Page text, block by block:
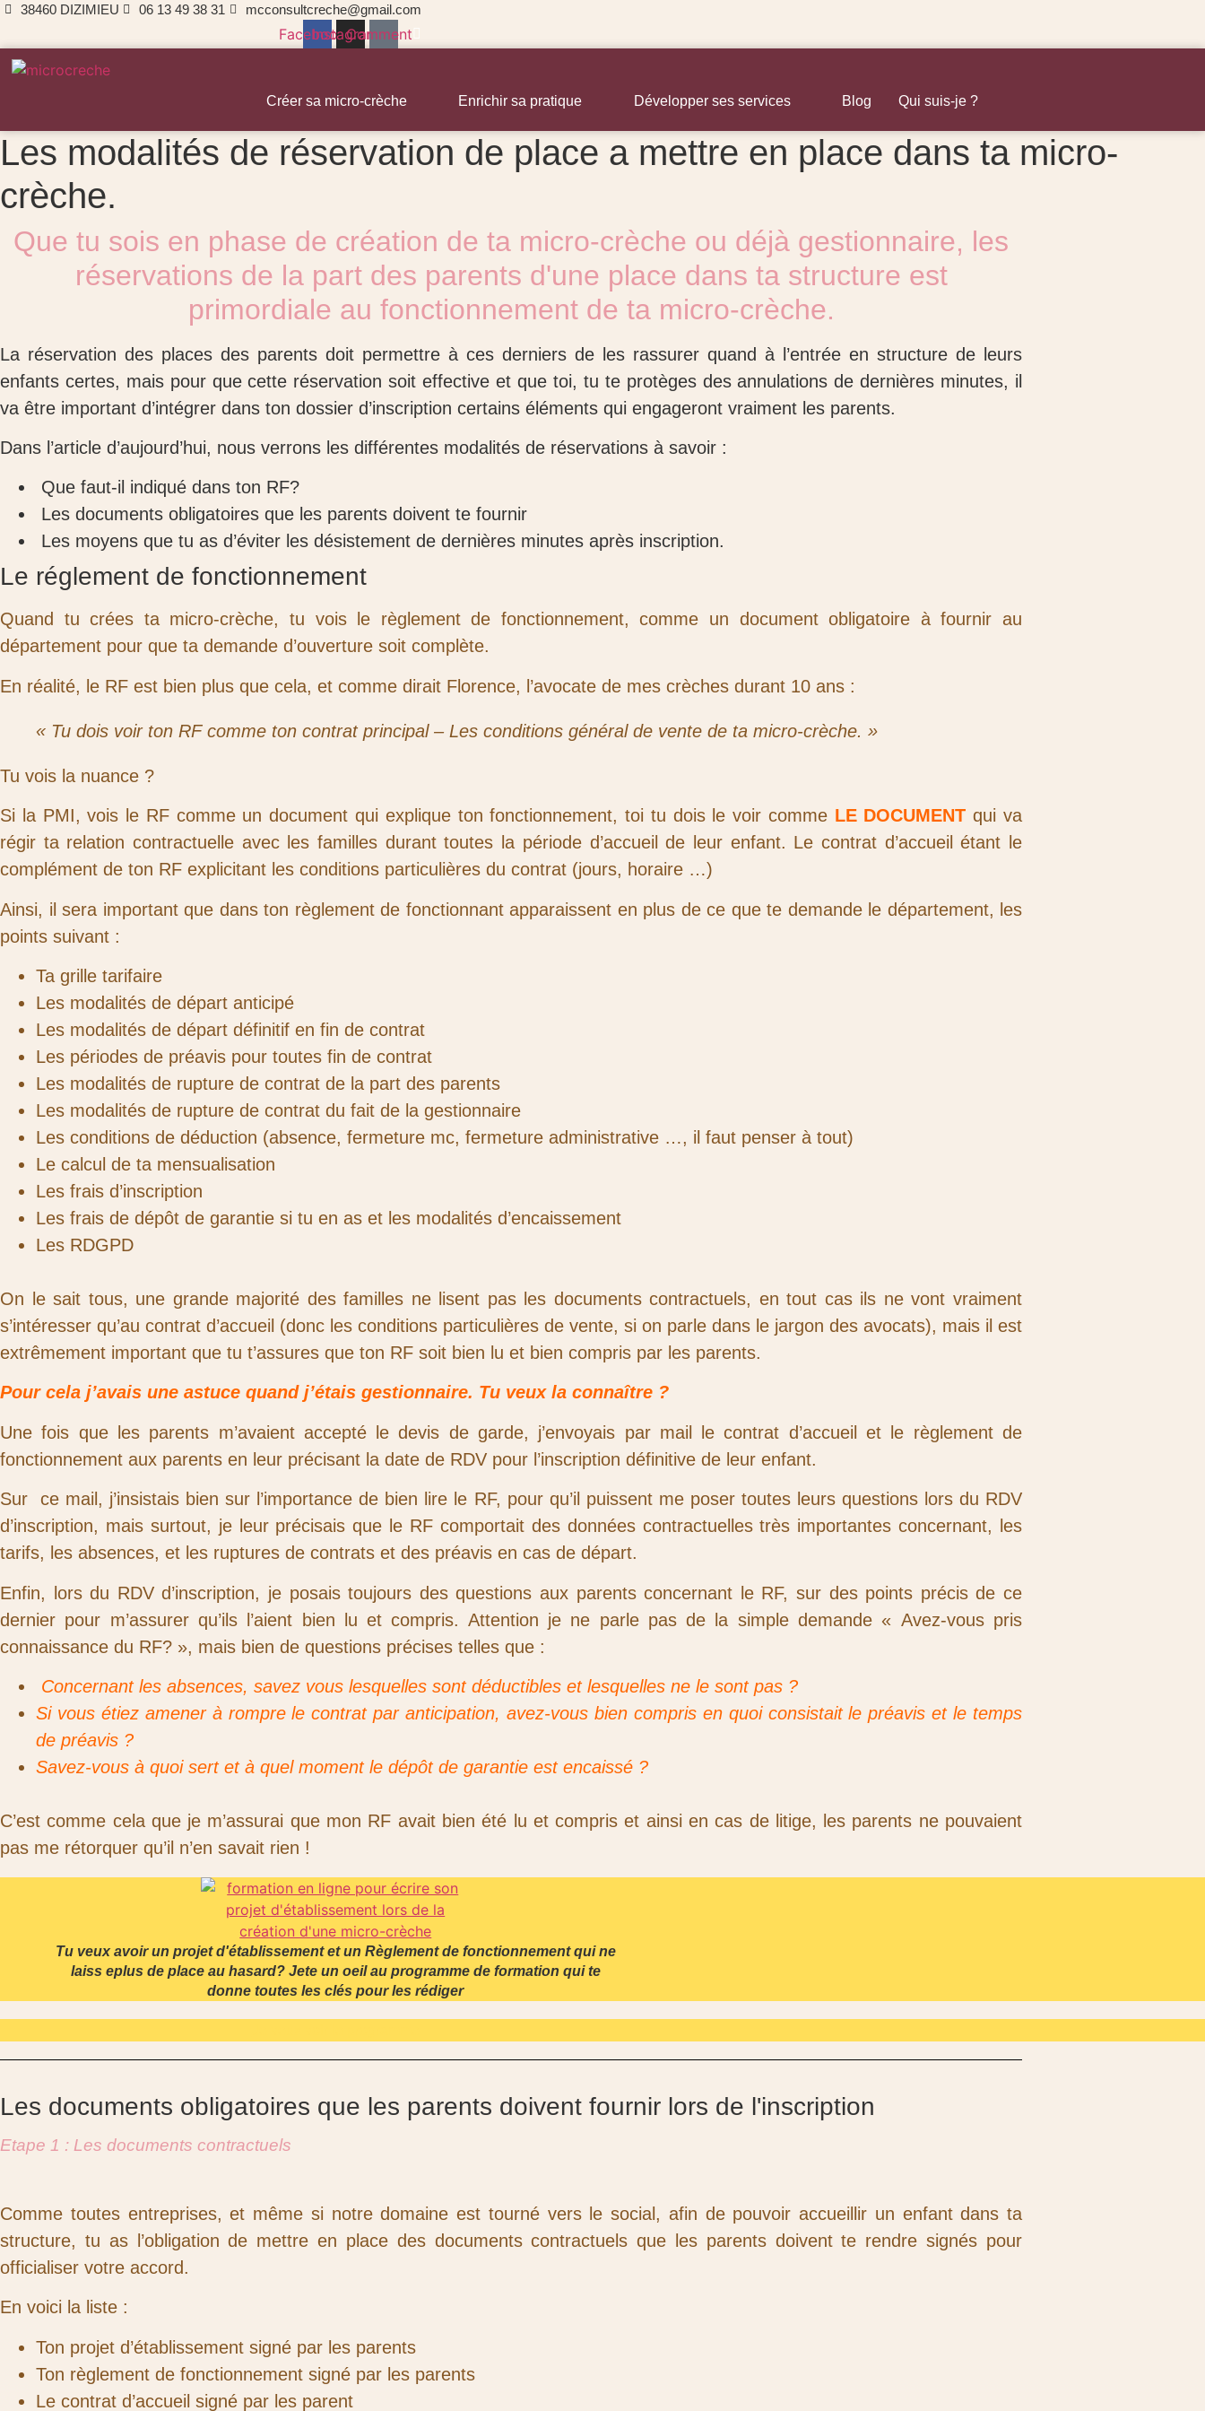
38460 DIZIMIEU 06 13 49 38 31 mcconsultcreche@gmail.com
FacebookInstagramComment
Créer sa micro-crèche Enrichir sa pratique Développer ses services Blog Qui suis-je ?
Les modalités de réservation de place a mettre en place dans ta micro-
crèche.
Que tu sois en phase de création de ta micro-crèche ou déjà gestionnaire, les
réservations de la part des parents d'une place dans ta structure est
primordiale au fonctionnement de ta micro-crèche.
La réservation des places des parents doit permettre à ces derniers de les rassurer quand à l’entrée en structure de leurs
enfants certes, mais pour que cette réservation soit effective et que toi, tu te protèges des annulations de dernières minutes, il
va être important d’intégrer dans ton dossier d’inscription certains éléments qui engageront vraiment les parents.
Dans l’article d’aujourd’hui, nous verrons les différentes modalités de réservations à savoir :
Que faut-il indiqué dans ton RF?
Les documents obligatoires que les parents doivent te fournir
Les moyens que tu as d’éviter les désistement de dernières minutes après inscription.
Le réglement de fonctionnement
Quand tu crées ta micro-crèche, tu vois le règlement de fonctionnement, comme un document obligatoire à fournir au
département pour que ta demande d’ouverture soit complète.
En réalité, le RF est bien plus que cela, et comme dirait Florence, l’avocate de mes crèches durant 10 ans :
« Tu dois voir ton RF comme ton contrat principal – Les conditions général de vente de ta micro-crèche. »
Tu vois la nuance ?
Si la PMI, vois le RF comme un document qui explique ton fonctionnement, toi tu dois le voir comme LE DOCUMENT qui va
régir ta relation contractuelle avec les familles durant toutes la période d’accueil de leur enfant. Le contrat d’accueil étant le
complément de ton RF explicitant les conditions particulières du contrat (jours, horaire …)
Ainsi, il sera important que dans ton règlement de fonctionnant apparaissent en plus de ce que te demande le département, les
points suivant :
Ta grille tarifaire
Les modalités de départ anticipé
Les modalités de départ définitif en fin de contrat
Les périodes de préavis pour toutes fin de contrat
Les modalités de rupture de contrat de la part des parents
Les modalités de rupture de contrat du fait de la gestionnaire
Les conditions de déduction (absence, fermeture mc, fermeture administrative …, il faut penser à tout)
Le calcul de ta mensualisation
Les frais d’inscription
Les frais de dépôt de garantie si tu en as et les modalités d’encaissement
Les RDGPD
On le sait tous, une grande majorité des familles ne lisent pas les documents contractuels, en tout cas ils ne vont vraiment
s’intéresser qu’au contrat d’accueil (donc les conditions particulières de vente, si on parle dans le jargon des avocats), mais il est
extrêmement important que tu t’assures que ton RF soit bien lu et bien compris par les parents.
Pour cela j’avais une astuce quand j’étais gestionnaire. Tu veux la connaître ?
Une fois que les parents m’avaient accepté le devis de garde, j’envoyais par mail le contrat d’accueil et le règlement de
fonctionnement aux parents en leur précisant la date de RDV pour l’inscription définitive de leur enfant.
Sur ce mail, j’insistais bien sur l’importance de bien lire le RF, pour qu’il puissent me poser toutes leurs questions lors du RDV
d’inscription, mais surtout, je leur précisais que le RF comportait des données contractuelles très importantes concernant, les
tarifs, les absences, et les ruptures de contrats et des préavis en cas de départ.
Enfin, lors du RDV d’inscription, je posais toujours des questions aux parents concernant le RF, sur des points précis de ce
dernier pour m’assurer qu’ils l’aient bien lu et compris. Attention je ne parle pas de la simple demande « Avez-vous pris
connaissance du RF? », mais bien de questions précises telles que :
Concernant les absences, savez vous lesquelles sont déductibles et lesquelles ne le sont pas ?
Si vous étiez amener à rompre le contrat par anticipation, avez-vous bien compris en quoi consistait le préavis et le temps
de préavis ?
Savez-vous à quoi sert et à quel moment le dépôt de garantie est encaissé ?
C’est comme cela que je m’assurai que mon RF avait bien été lu et compris et ainsi en cas de litige, les parents ne pouvaient
pas me rétorquer qu’il n’en savait rien !
Tu veux avoir un projet d'établissement et un Règlement de fonctionnement qui ne
laiss eplus de place au hasard? Jete un oeil au programme de formation qui te
donne toutes les clés pour les rédiger
Les documents obligatoires que les parents doivent fournir lors de l'inscription
Etape 1 : Les documents contractuels
Comme toutes entreprises, et même si notre domaine est tourné vers le social, afin de pouvoir accueillir un enfant dans ta
structure, tu as l’obligation de mettre en place des documents contractuels que les parents doivent te rendre signés pour
officialiser votre accord.
En voici la liste :
Ton projet d’établissement signé par les parents
Ton règlement de fonctionnement signé par les parents
Le contrat d’accueil signé par les parent